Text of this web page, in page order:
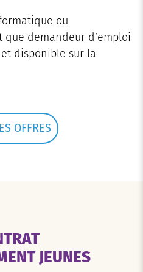
ou
demandeur d’emploi
et disponible sur la
OFFRES
JEUNES